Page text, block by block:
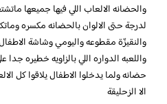
والحضانه الالعاب اللي فيها جميعها
لدرجة حتى الالوان بالحضانه مكسره
والنقيزّة مقطوعه واليومي وشاشة
واللعبه الدواره اللي بالزاويه خطيره جدا
حضانه ولما يدخلوا الاطفال يلاقوا كل
الا الزحليقة